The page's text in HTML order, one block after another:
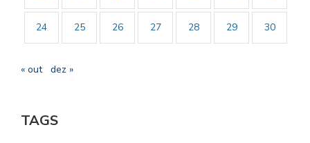
24 25 26 27 28 29 30
« out dez »
TAGS